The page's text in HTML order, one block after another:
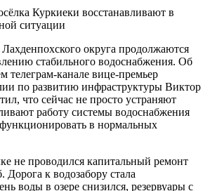
округа продолжаются
стабильного водоснабжения. Об
телеграм-канале вице-премьер
по развитию инфраструктуры Виктор
что сейчас не просто устраняют
работу системы водоснабжения
в нормальных
не проводился капитальный ремонт
к водозабору стала
воды в озере снизился, резервуары с